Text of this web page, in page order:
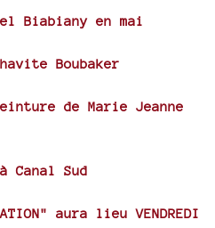
Biabiany en mai
Boubaker
de Marie Jeanne
à Canal Sud
aura lieu VENDREDI